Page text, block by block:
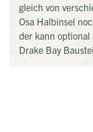
gleich von
Osa Halbinsel
der kann optional
Drake Bay